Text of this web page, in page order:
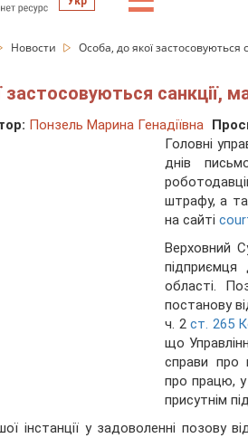
Новости Особа, до якої застосовуються
санкції,
Понзель Марина Генадіївна
Головні
днів
штрафу, а
на сайті
Верховний
підприємця
області.
постанову
ч. 2ст. 265
що
справи про
про працю, у
присутнім
інстанції у задоволенні позову